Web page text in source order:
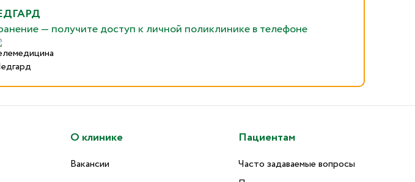
— получите доступ к личной поликлинике в телефоне
О клинике
Вакансии
Пациентам
Часто задаваемые вопросы